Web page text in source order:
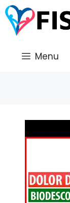
Saltar
al
contenido
Menu